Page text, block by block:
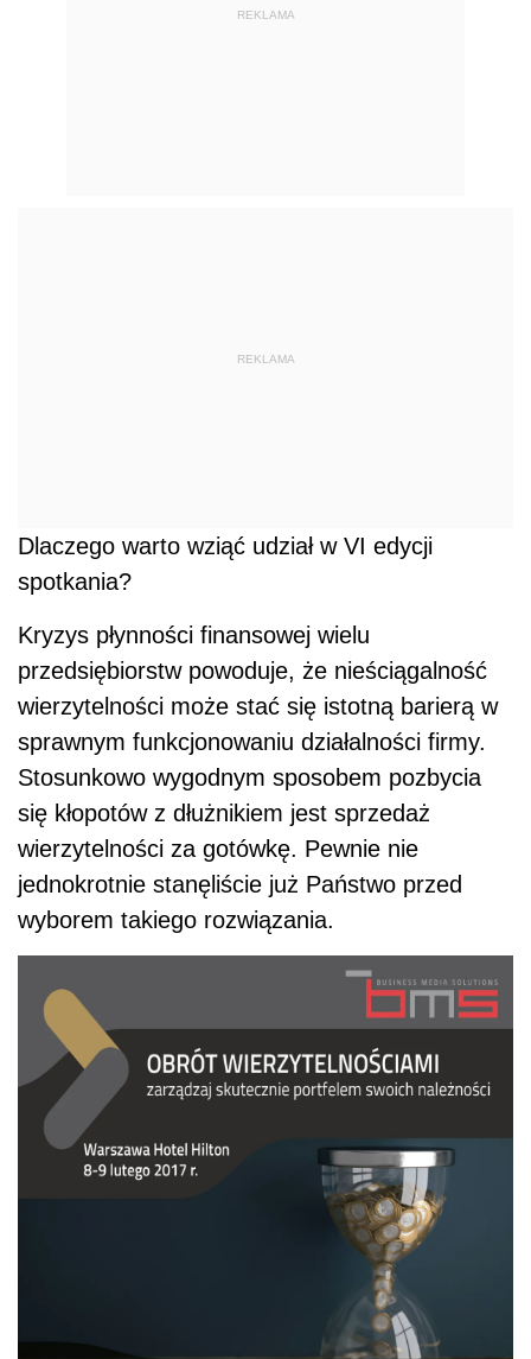
REKLAMA
REKLAMA
Dlaczego warto wziąć udział w VI edycji
spotkania?
Kryzys płynności finansowej wielu
przedsiębiorstw powoduje, że nieściągalność
wierzytelności może stać się istotną barierą w
sprawnym funkcjonowaniu działalności firmy.
Stosunkowo wygodnym sposobem pozbycia
się kłopotów z dłużnikiem jest sprzedaż
wierzytelności za gotówkę. Pewnie nie
jednokrotnie stanęliście już Państwo przed
wyborem takiego rozwiązania.